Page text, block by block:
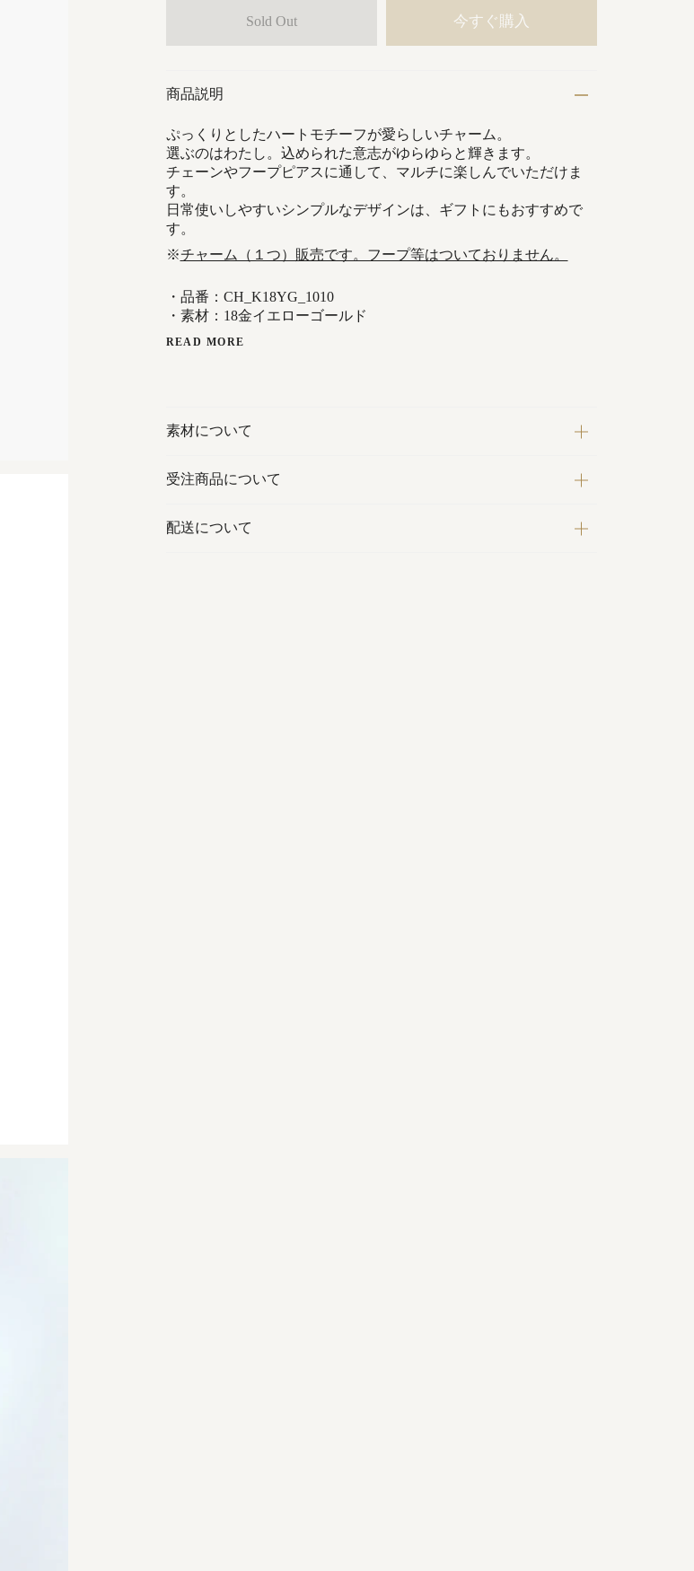
Sold Out 今すぐ購入
商品説明
ぷっくりとしたハートモチーフが愛らしいチャーム。
選ぶのはわたし。込められた意志がゆらゆらと輝きます。
チェーンやフープピアスに通して、マルチに楽しんでいただけま
す。
日常使いしやすいシンプルなデザインは、ギフトにもおすすめで
す。
※チャーム（１つ）販売です。フープ等はついておりません。
・品番：CH_K18YG_1010
・素材：18金イエローゴールド
READ MORE
素材について
受注商品について
配送について